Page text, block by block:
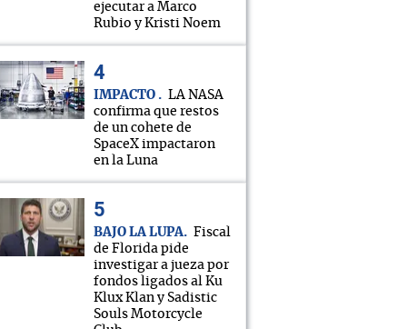
ejecutar a Marco
Rubio y Kristi Noem
IMPACTO
LA NASA
confirma que restos
de un cohete de
SpaceX impactaron
en la Luna
BAJO LA LUPA
Fiscal
de Florida pide
investigar a jueza por
fondos ligados al Ku
Klux Klan y Sadistic
Souls Motorcycle